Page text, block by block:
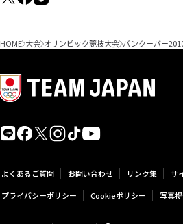
HOME 大会 オリンピック競技大会 バンクーバー
よくあるご質問 お問い合わせ リンク集
サ
プライバシーポリシー
Cookieポリシー 写真